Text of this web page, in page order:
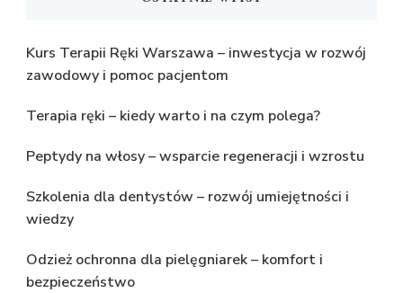
Kurs Terapii Ręki Warszawa – inwestycja w rozwój
zawodowy i pomoc pacjentom
Terapia ręki – kiedy warto i na czym polega?
Peptydy na włosy – wsparcie regeneracji i wzrostu
Szkolenia dla dentystów – rozwój umiejętności i
wiedzy
Odzież ochronna dla pielęgniarek – komfort i
bezpieczeństwo